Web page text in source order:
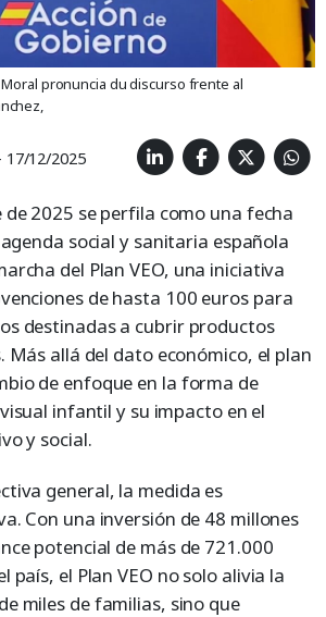
Moral pronuncia du discurso frente al
17/12/2025
de 2025 se perfila como una fecha
social y sanitaria española
del Plan VEO, una iniciativa
de hasta 100 euros para
destinadas a cubrir productos
Más allá del dato económico, el plan
de enfoque en la forma de
infantil y su impacto en el
y social.
general, la medida es
Con una inversión de 48 millones
potencial de más de 721.000
país, el Plan VEO no solo alivia la
miles de familias, sino que